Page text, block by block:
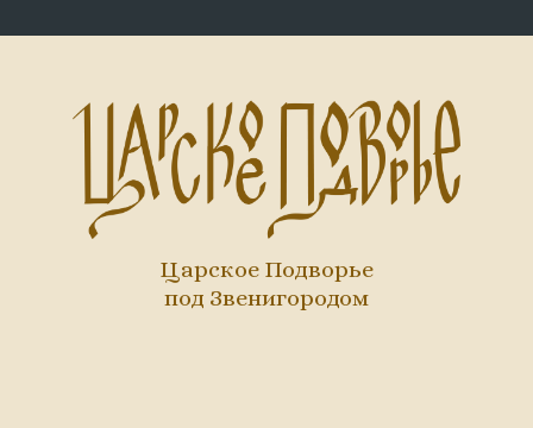
Царское Подворье
под Звенигородом